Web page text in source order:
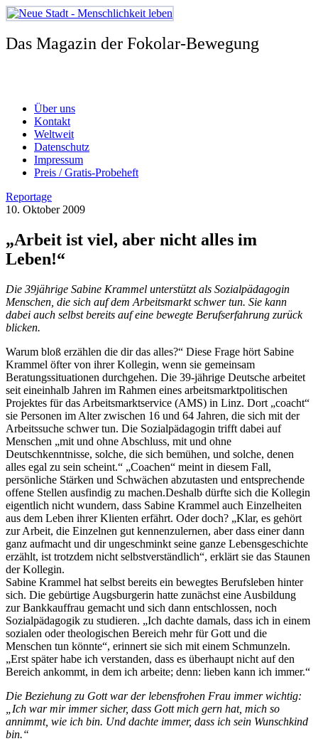
Zum
Inhalt
springen
Das Magazin der Fokolar-Bewegung
Über uns
Kontakt
Weltweit
Datenschutz
Impressum
Preis / Gratis-Probeheft
Reportage
10. Oktober 2009
„Arbeit ist viel, aber nicht alles im
Leben!“
Die 39­jährige Sabine Krammel unterstützt als Sozialpädagogin
Menschen, die sich auf dem Arbeitsmarkt schwer tun. Sie kann
dabei auch selbst bereits auf eine bewegte Berufserfahrung zurück
blicken.
Warum bloß erzählen die dir das alles?“ Diese Frage hört Sabine
Krammel öfter von ihrer Kollegin, wenn sie gemeinsam
Beratungssituationen durchgehen. Die 39-jährige Deutsche arbeitet
seit eineinhalb Jahren im Rahmen eines arbeitsmarktpolitischen
Projektes für das Arbeitsmarktservice (AMS) in Linz. Dort „coacht“
sie Personen im Alter zwischen 16 und 64 Jahren, die sich mit der
Arbeitssuche schwer tun. Die Sozialpädagogin trifft dabei auf
Menschen „mit und ohne Abschluss, mit und ohne
Deutschkenntnisse, solche, die sich bemühen, und solche, denen
alles egal zu sein scheint.“ „Coachen“ meint in diesem Fall,
persönliche Stärken und Schwächen abzutasten und entsprechende
offene Stellen ausfindig zu machen.Deshalb dürfte sich die Kollegin
eigentlich nicht wundern, dass Sabine Krammel auch Einzelheiten
aus dem Leben ihrer Klienten erfährt. Oder doch? „Klar, es gehört
zur Arbeit, die Einzelnen gut kennenzulernen, aber dass einer dann
ganz aufmacht und dir ungeschminkt seine ganze Lebensgeschichte
erzählt, ist trotzdem nicht selbstverständlich“, erklärt sie das Staunen
der Kollegin.
Sabine Krammel hat selbst bereits ein bewegtes Berufsleben hinter
sich. Die gebürtige Augsburgerin hatte zunächst eine Ausbildung
zur Bankkauffrau gemacht und sich dann entschlossen, noch
Sozialpädagogik zu studieren. „Ich dachte damals, dass ich in einem
sozialen oder theologischen Bereich mehr für Gott und die
Menschen tun könnte“, erinnert sie sich mit einem Schmunzeln.
„Erst später habe ich verstanden, dass es überhaupt nicht auf den
Bereich ankommt, in dem ich arbeite; denn: lieben kann ich immer.“
Die Beziehung zu Gott war der lebensfrohen Frau immer wichtig:
„Ich war mir immer sicher, dass Gott mich gern hat, mich so
annimmt, wie ich bin. Und dachte immer, dass ich sein Wunschkind
bin.“